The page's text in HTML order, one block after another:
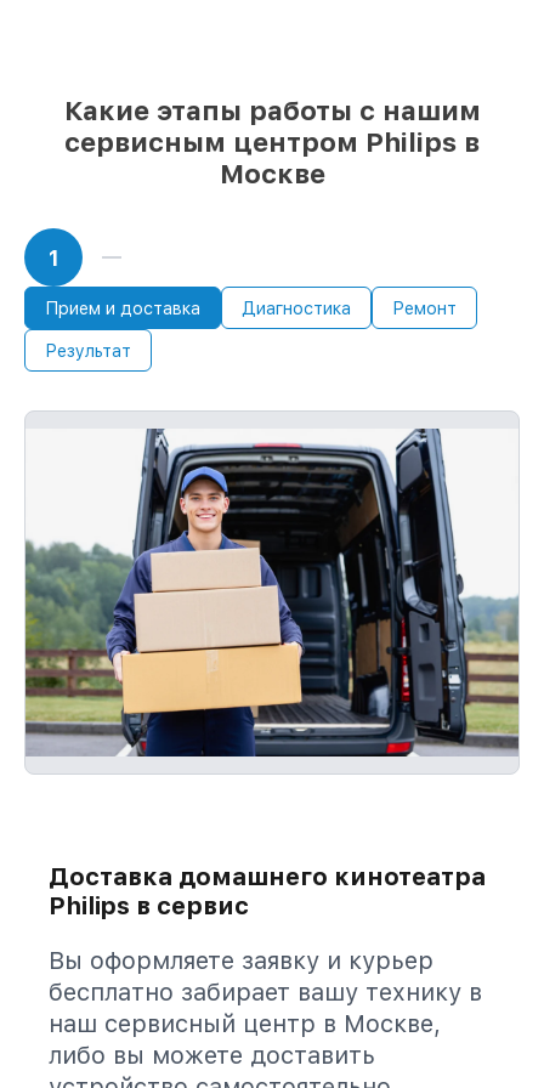
течение пары часов, если мастер
начинает работу сразу
Какие этапы работы с нашим
сервисным центром Philips в
Москве
1
Прием и доставка Диагностика Ремонт
Результат
Доставка домашнего кинотеатра
Philips в сервис
Вы оформляете заявку и курьер
бесплатно забирает вашу технику в
наш сервисный центр в Москве,
либо вы можете доставить